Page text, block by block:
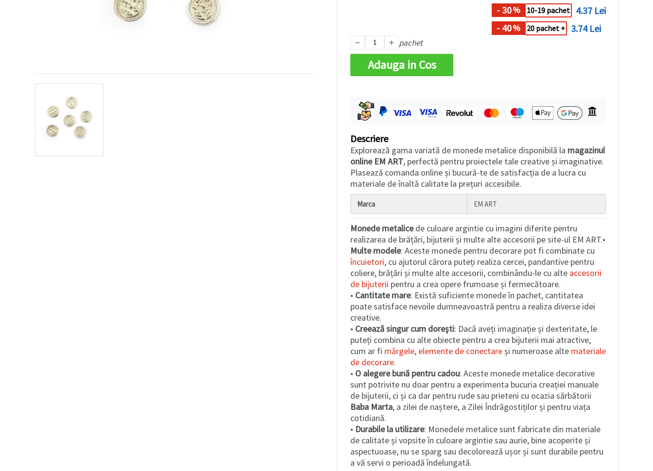
- 30% 10-19 pachet
4.37 Lei
- 40% 20 pachet + 3.74 Lei
pachet
Adauga in Cos
Descriere
Explorează gama variată de monede metalice disponibilă la magazinul
online EM ART, perfectă pentru proiectele tale creative și imaginative.
Plasează comanda online și bucură-te de satisfacția de a lucra cu
materiale de înaltă calitate la prețuri accesibile.
Marca EM ART
Monede metalicede culoare argintie cu imagini diferite pentru
realizarea de brățări, bijuterii și multe alte accesorii pe site-ul EM ART.•
Multe modele: Aceste monede pentru decorare pot fi combinate cu
încuietori, cu ajutorul cărora puteți realiza cercei, pandantive pentru
coliere, brățări și multe alte accesorii, combinându-le cu alte accesorii
de bijuterii pentru a crea opere frumoase și fermecătoare.
• Cantitate mare: Există suficiente monede în pachet, cantitatea
poate satisface nevoile dumneavoastră pentru a realiza diverse idei
creative.
• Creează singur cum dorești: Dacă aveți imaginație și dexteritate, le
puteți combina cu alte obiecte pentru a crea bijuterii mai atractive,
cum ar fi mărgele, elemente de conectareși numeroase alte materiale
de decorare.
• O alegere bună pentru cadou: Aceste monede metalice decorative
sunt potrivite nu doar pentru a experimenta bucuria creației manuale
de bijuterii, ci și ca dar pentru rude sau prieteni cu ocazia sărbătorii
Baba Marta, a zilei de naștere, a Zilei Îndrăgostiților și pentru viața
cotidiană.
• Durabile la utilizare: Monedele metalice sunt fabricate din materiale
de calitate și vopsite în culoare argintie sau aurie, bine acoperite și
aspectuoase, nu se sparg sau decolorează ușor și sunt durabile pentru
a vă servi o perioadă îndelungată.